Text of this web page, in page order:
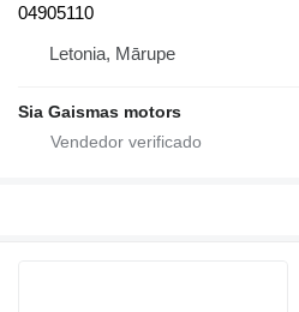
04905110
Letonia, Mārupe
Sia Gaismas motors